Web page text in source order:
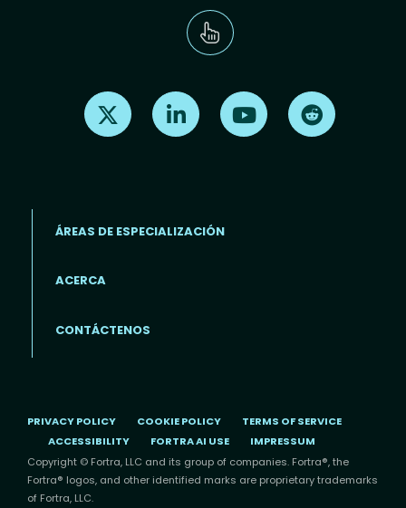
Find us on X Find us on LinkedInFind us on Youtube
ÁREAS DE ESPECIALIZACIÓN
ACERCA
CONTÁCTENOS
PRIVACY POLICY COOKIE POLICY
TERMS OF SERVICE
ACCESSIBILITY
FORTRA AI USE
IMPRESSUM
Copyright © Fortra, LLC and its group of companies. Fortra®, the
Fortra® logos, and other identified marks are proprietary trademarks
of Fortra, LLC.